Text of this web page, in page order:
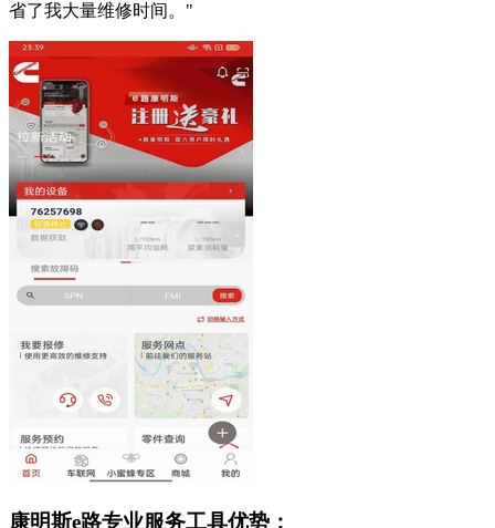
省了我大量维修时间。"
康明斯e路专业服务工具优势：